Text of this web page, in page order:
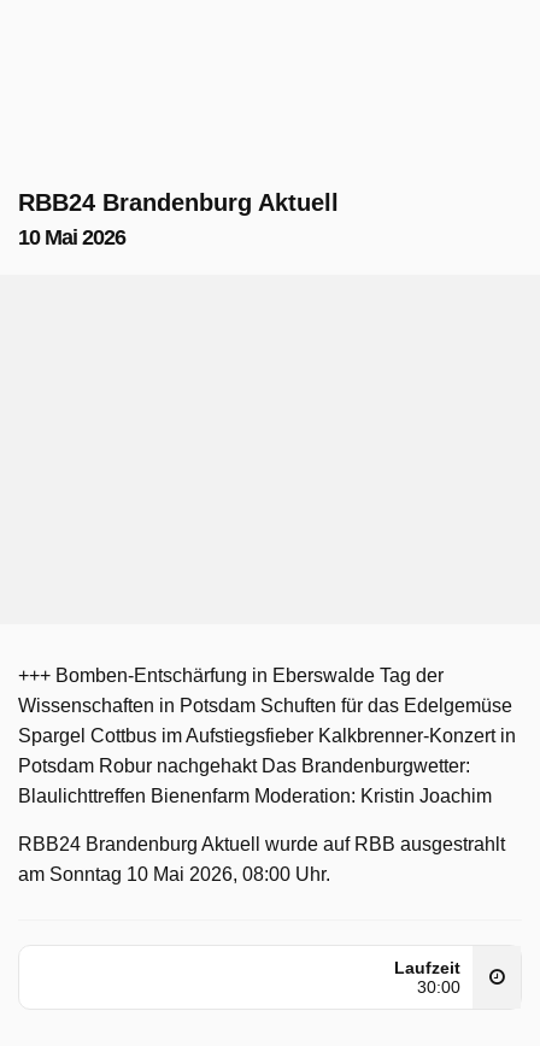
RBB24 Brandenburg Aktuell
10 Mai 2026
+++ Bomben-Entschärfung in Eberswalde Tag der
Wissenschaften in Potsdam Schuften für das Edelgemüse
Spargel Cottbus im Aufstiegsfieber Kalkbrenner-Konzert in
Potsdam Robur nachgehakt Das Brandenburgwetter:
Blaulichttreffen Bienenfarm Moderation: Kristin Joachim
RBB24 Brandenburg Aktuell wurde auf RBB ausgestrahlt
am Sonntag 10 Mai 2026, 08:00 Uhr.
Laufzeit
30:00